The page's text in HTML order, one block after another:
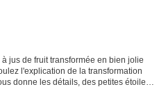
jus de fruit transformée en bien jolie
l'explication de la transformation
donne les détails, des petites étoiles